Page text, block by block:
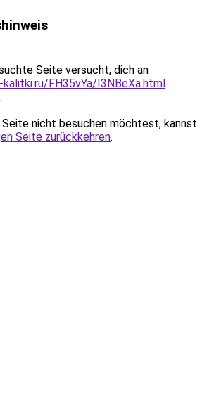
Seite versucht, dich an
FH35vYa/I3NBeXa.html
Seite nicht besuchen möchtest, kannst
Seite zurückkehren.